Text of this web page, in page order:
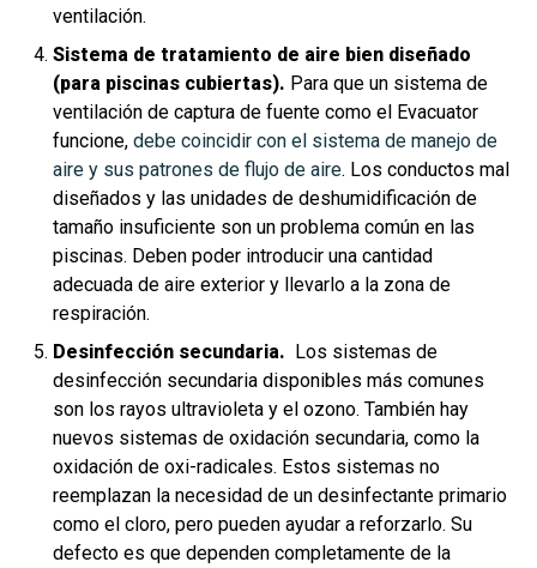
ventilación.
Sistema de tratamiento de aire bien diseñado
(para piscinas cubiertas). Para que un sistema de
ventilación de captura de fuente como el Evacuator
funcione, debe coincidir con el sistema de manejo de
aire y sus patrones de flujo de aire. Los conductos mal
diseñados y las unidades de deshumidificación de
tamaño insuficiente son un problema común en las
piscinas. Deben poder introducir una cantidad
adecuada de aire exterior y llevarlo a la zona de
respiración.
Desinfección secundaria. Los sistemas de
desinfección secundaria disponibles más comunes
son los rayos ultravioleta y el ozono. También hay
nuevos sistemas de oxidación secundaria, como la
oxidación de oxi-radicales. Estos sistemas no
reemplazan la necesidad de un desinfectante primario
como el cloro, pero pueden ayudar a reforzarlo. Su
defecto es que dependen completamente de la